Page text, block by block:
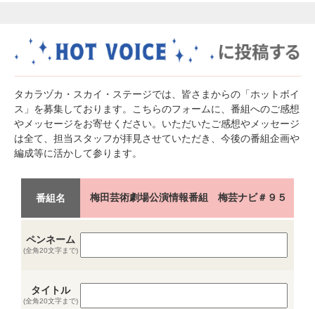
タカラヅカ・スカイ・ステージでは、皆さまからの「ホットボイ
ス」を募集しております。こちらのフォームに、番組へのご感想
やメッセージをお寄せください。いただいたご感想やメッセージ
は全て、担当スタッフが拝見させていただき、今後の番組企画や
編成等に活かして参ります。
番組名 梅田芸術劇場公演情報番組 梅芸ナビ＃９５
ペンネーム
(全角20文字まで)
タイトル
(全角20文字まで)